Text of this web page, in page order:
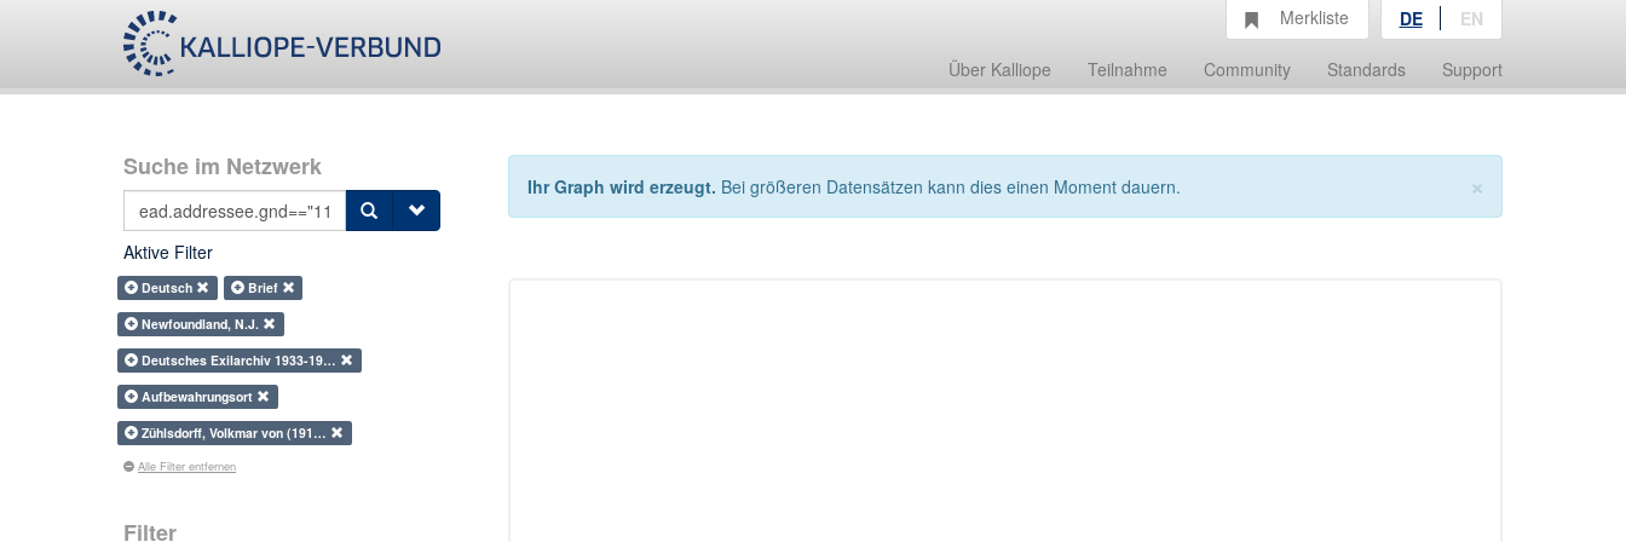
Über Kalliope Teilnahme Community Standards Support
Merkliste DE EN
Suche im Netzwerk
Aktive Filter
Deutsch
Brief
Newfoundland, N.J.
Deutsches Exilarchiv 1933-19…
Aufbewahrungsort
Zühlsdorff, Volkmar von (191…
Alle Filter entfernen
Filter
×
Ihr Graph wird erzeugt. Bei größeren Datensätzen kann dies einen Moment dauern.